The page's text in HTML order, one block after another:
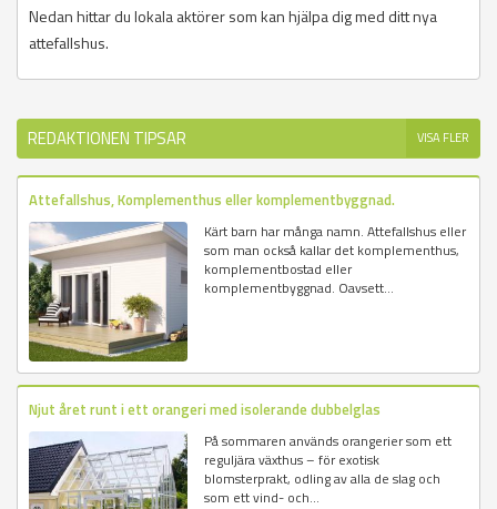
Nedan hittar du lokala aktörer som kan hjälpa dig med ditt nya
attefallshus.
REDAKTIONEN TIPSAR VISA FLER
Attefallshus, Komplementhus eller komplementbyggnad.
Kärt barn har många namn. Attefallshus eller
som man också kallar det komplementhus,
komplementbostad eller
komplementbyggnad. Oavsett...
Njut året runt i ett orangeri med isolerande dubbelglas
På sommaren används orangerier som ett
reguljära växthus – för exotisk
blomsterprakt, odling av alla de slag och
som ett vind- och...